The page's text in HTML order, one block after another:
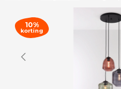
10%
korting